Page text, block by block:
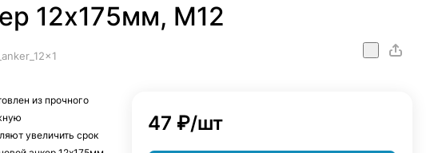
12х175мм, М12
из прочного
увеличить срок
47 ₽/шт